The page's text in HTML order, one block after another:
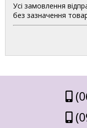
Усі замовлення
без зазначення